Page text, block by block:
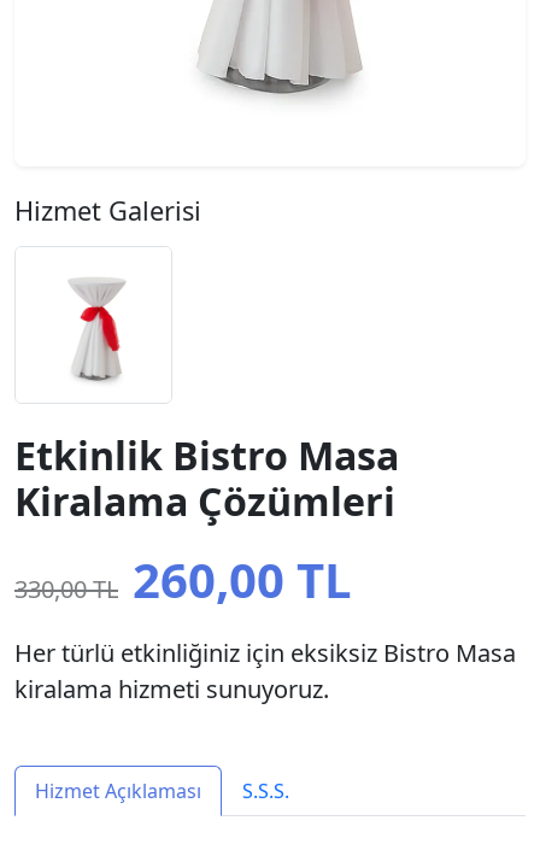
Hizmet Galerisi
Etkinlik Bistro Masa
Kiralama Çözümleri
330,00 TL 260,00 TL
Her türlü etkinliğiniz için eksiksiz Bistro Masa
kiralama hizmeti sunuyoruz.
Hizmet Açıklaması S.S.S.